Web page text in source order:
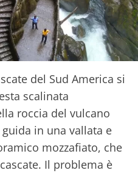
del Sud America si
scalinata
roccia del vulcano
in una vallata e
mozzafiato, che
Il problema è